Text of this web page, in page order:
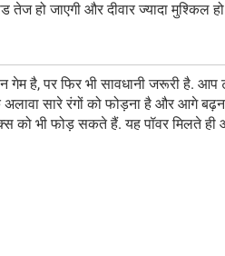
हो जाएगी और दीवार ज्यादा मुश्किल हो
है, पर फिर भी सावधानी जरूरी है.
सारे रंगों को फोड़ना है और आगे
को भी फोड़ सकते हैं. यह पॉवर मिलते ही